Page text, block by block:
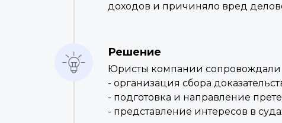
доходов и причиняло вред
Решение
Юристы компании сопровождали
- организация сбора
- подготовка и направление
- представление интересов в